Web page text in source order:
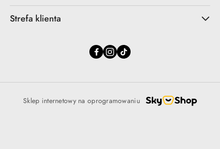
Strefa klienta
Sklep internetowy na oprogramowaniu